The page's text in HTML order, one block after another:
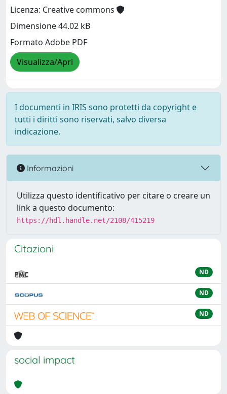
Licenza: Creative commons
Dimensione 44.02 kB
Formato Adobe PDF
Visualizza/Apri
I documenti in IRIS sono protetti da copyright e
tutti i diritti sono riservati, salvo diversa
indicazione.
Informazioni
Utilizza questo identificativo per citare o creare un
link a questo documento:
https://hdl.handle.net/2108/415219
Citazioni
ND
ND
ND
social impact